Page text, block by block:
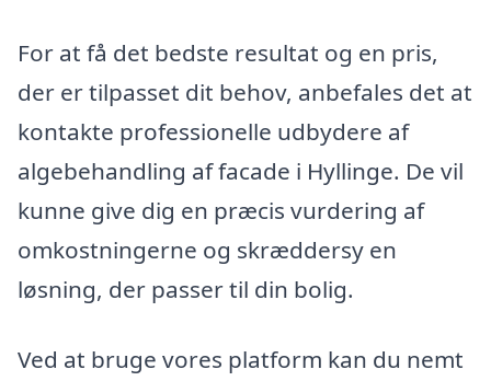
For at få det bedste resultat og en pris,
der er tilpasset dit behov, anbefales det at
kontakte professionelle udbydere af
algebehandling af facade i Hyllinge. De vil
kunne give dig en præcis vurdering af
omkostningerne og skræddersy en
løsning, der passer til din bolig.
Ved at bruge vores platform kan du nemt